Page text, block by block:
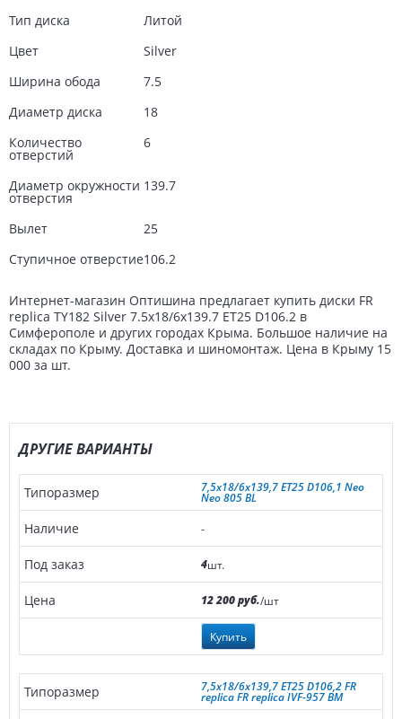
Тип диска
Литой
Цвет
Silver
Ширина обода
7.5
Диаметр диска
18
Количество
отверстий
6
Диаметр окружности
отверстия
139.7
Вылет
25
Ступичное отверстие106.2
Интернет-магазин Оптишина предлагает купить диски FR
replica TY182 Silver 7.5x18/6x139.7 ET25 D106.2 в
Симферополе и других городах Крыма. Большое наличие на
складах по Крыму. Доставка и шиномонтаж. Цена в Крыму 15
000 за шт.
ДРУГИЕ ВАРИАНТЫ
7,5x18/6x139,7 ET25 D106,1 Neo
Neo 805 BL
-
4шт.
12 200 руб./шт
Купить
7,5x18/6x139,7 ET25 D106,2 FR
replica FR replica IVF-957 BM